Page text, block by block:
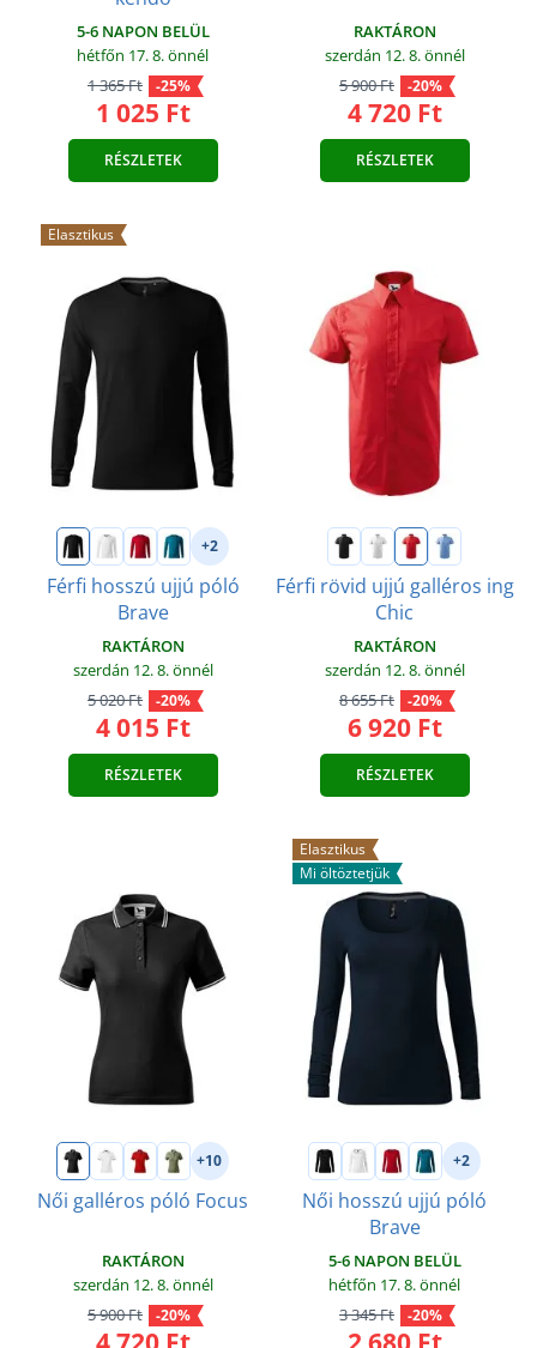
5-6 NAPON BELÜL
hétfőn 17. 8.önnél
1 365 Ft
-25%
1 025 Ft
RÉSZLETEK
RAKTÁRON
szerdán 12. 8.önnél
5 900 Ft
-20%
4 720 Ft
RÉSZLETEK
Elasztikus
+2
Férfi hosszú ujjú póló
Brave
RAKTÁRON
szerdán 12. 8.önnél
5 020 Ft
-20%
4 015 Ft
RÉSZLETEK
Férfi rövid ujjú galléros ing
Chic
RAKTÁRON
szerdán 12. 8.önnél
8 655 Ft
-20%
6 920 Ft
RÉSZLETEK
+10
Női galléros póló Focus
RAKTÁRON
szerdán 12. 8.önnél
5 900 Ft
-20%
Elasztikus
Mi öltöztetjük
+2
Női hosszú ujjú póló
Brave
5-6 NAPON BELÜL
hétfőn 17. 8.önnél
3 345 Ft
-20%